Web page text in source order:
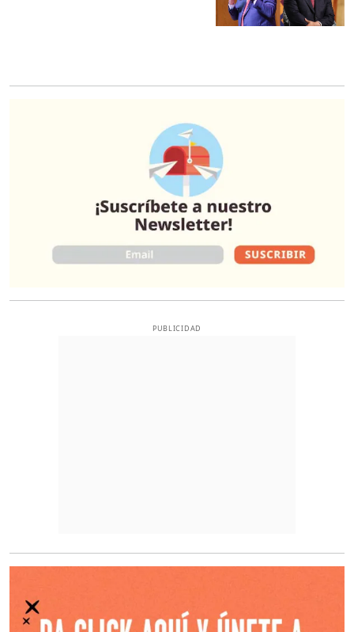
PUBLICIDAD